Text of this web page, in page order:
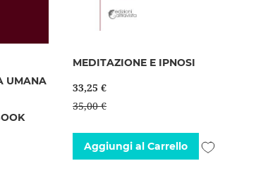
UMANA
MEDITAZIONE E IPNOSI
33,25 €
35,00 €
Aggiungi al Carrello
Aggiungi